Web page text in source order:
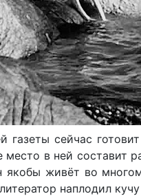
сейчас
место в ней
якобы живёт во
наплодил